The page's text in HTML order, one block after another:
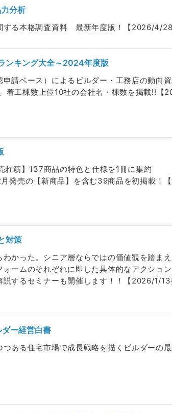
注意喚起とお詫び
分析
する本格調査資料 最新年度版！【2026/4/28
ンキング大全～2024年度版
請ベース）によるビルダー・工務店の動向
着工棟数上位10社の会社名・棟数を掲載!!【
れ筋】137商品の特色と仕様を1冊に集約
発売の【新商品】を含む39商品を初掲載！
対策
かった。シニア層ならではの価値観を踏ま
ームのそれぞれに即した具体的なアクショ
するセミナーも開催します！！【2026/1/13
ー経営白書
つある住宅市場で成長戦略を描くビルダーの